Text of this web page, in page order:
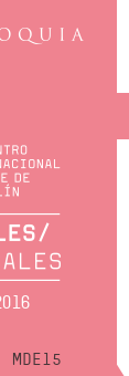
MDE15